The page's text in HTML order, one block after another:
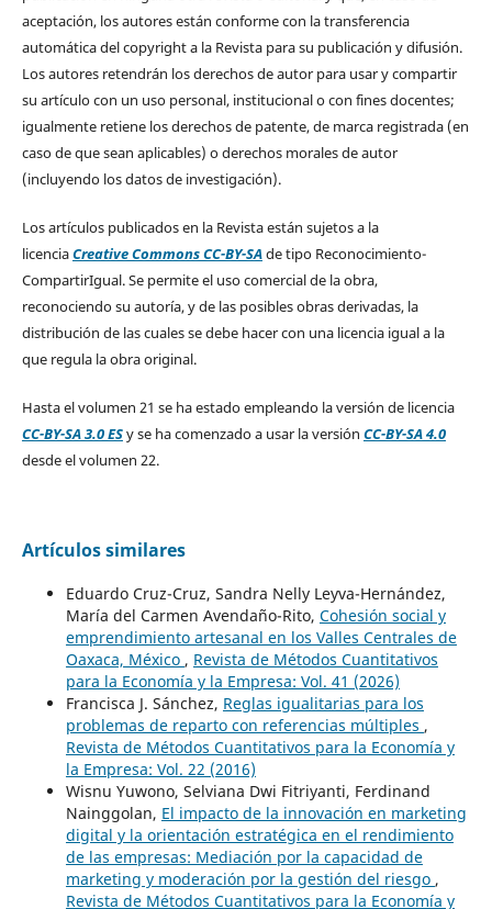
aceptación, los autores están conforme con la transferencia
automática del copyright a la Revista para su publicación y difusión.
Los autores retendrán los derechos de autor para usar y compartir
su artículo con un uso personal, institucional o con fines docentes;
igualmente retiene los derechos de patente, de marca registrada (en
caso de que sean aplicables) o derechos morales de autor
(incluyendo los datos de investigación).
Los artículos publicados en la Revista están sujetos a la
licenciaCreative Commons CC-BY-SAde tipo Reconocimiento-
CompartirIgual. Se permite el uso comercial de la obra,
reconociendo su autoría, y de las posibles obras derivadas, la
distribución de las cuales se debe hacer con una licencia igual a la
que regula la obra original.
Hasta el volumen 21 se ha estado empleando la versión de licencia
CC-BY-SA 3.0 ESy se ha comenzado a usar la versión CC-BY-SA 4.0
desde el volumen 22.
Artículos similares
Eduardo Cruz-Cruz, Sandra Nelly Leyva-Hernández,
María del Carmen Avendaño-Rito, Cohesión social y
emprendimiento artesanal en los Valles Centrales de
Oaxaca, México , Revista de Métodos Cuantitativos
para la Economía y la Empresa: Vol. 41 (2026)
Francisca J. Sánchez, Reglas igualitarias para los
problemas de reparto con referencias múltiples ,
Revista de Métodos Cuantitativos para la Economía y
la Empresa: Vol. 22 (2016)
Wisnu Yuwono, Selviana Dwi Fitriyanti, Ferdinand
Nainggolan, El impacto de la innovación en marketing
digital y la orientación estratégica en el rendimiento
de las empresas: Mediación por la capacidad de
marketing y moderación por la gestión del riesgo ,
Revista de Métodos Cuantitativos para la Economía y